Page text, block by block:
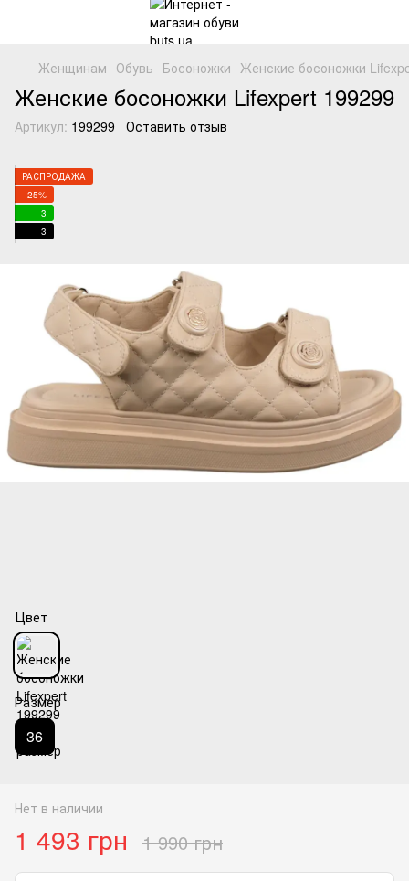
Женщинам Обувь Босоножки Женские босоножки
Женские босоножки Lifexpert 199299
Артикул: 199299 Оставить отзыв
РАСПРОДАЖА
−25%
3
3
Цвет
Размер
36
Нет в наличии
1 493 грн 1 990 грн